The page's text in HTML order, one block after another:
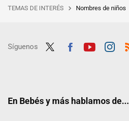
TEMAS DE INTERÉS Nombres de niños
Síguenos
En Bebés y más hablamos de...